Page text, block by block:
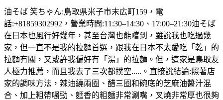
油そば 笑ちゃん:鳥取県米子市末広町159，電
話:+81859302992，營業時間:11:30–14:30、17:00–21:30油そば
在日本也風行好幾年，甚至台灣也能嚐到，雖說我也吃過幾
家，但一直不是我的拉麵首選，跟我在日本不太愛吃「乾」的
拉麵有關，又或許我偏好有「湯」的拉麵。但，這家是鳥取友
人極力推薦，而且我去了三次都撲空.....。直接說結論:照著店
家的調味方法，辣油繞兩圈、醋三圈和碗底的芝麻油醬汁混
合、加上粗帶嚼勁、麵香的粗麵非常涮嘴，叉燒非常厚也很夠